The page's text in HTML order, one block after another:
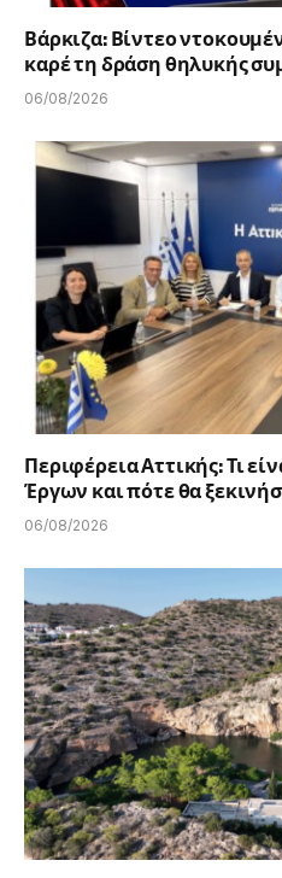
Βάρκιζα: Βίντεο
καρέ τη δράση θηλυκής
06/08/2026
Περιφέρεια Αττικής: Τι
Έργων και πότε θα
06/08/2026